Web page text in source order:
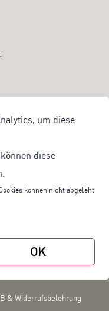
um diese
diese
können nicht abgeleht
OK
wir Sie regelmäßig über
& Widerrufsbelehrung